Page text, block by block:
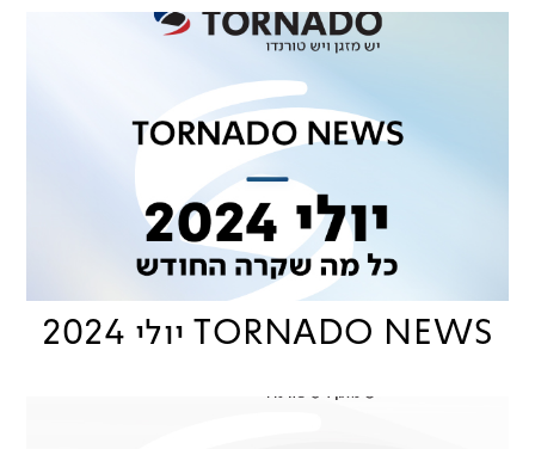
TORNADO NEWS יולי 2024